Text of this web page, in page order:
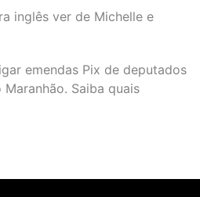
inglês ver de Michelle e
emendas Pix de deputados
Saiba quais